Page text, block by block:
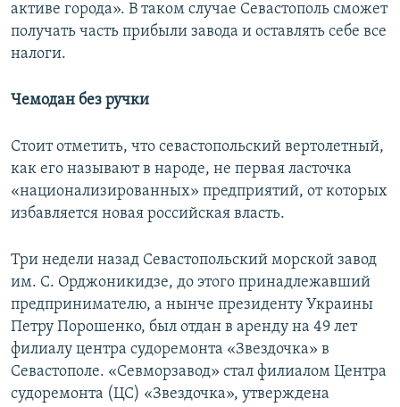
активе города». В таком случае Севастополь сможет
получать часть прибыли завода и оставлять себе все
налоги.
Чемодан без ручки
Стоит отметить, что севастопольский вертолетный,
как его называют в народе, не первая ласточка
«национализированных» предприятий, от которых
избавляется новая российская власть.
Три недели назад Севастопольский морской завод
им. С. Орджоникидзе, до этого принадлежавший
предпринимателю, а нынче президенту Украины
Петру Порошенко, был отдан в аренду на 49 лет
филиалу центра судоремонта «Звездочка» в
Севастополе. «Севморзавод» стал филиалом Центра
судоремонта (ЦС) «Звездочка», утверждена